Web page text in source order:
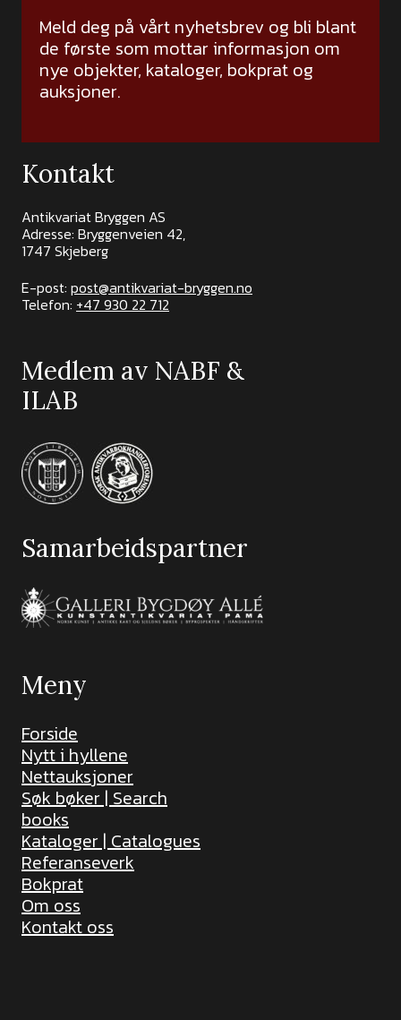
Meld deg på vårt nyhetsbrev og bli blant
de første som mottar informasjon om
nye objekter, kataloger, bokprat og
auksjoner.
Kontakt
Antikvariat Bryggen AS
Adresse: Bryggenveien 42,
1747 Skjeberg
E-post: post@antikvariat-bryggen.no
Telefon: +47 930 22 712
Medlem av NABF &
ILAB
Samarbeidspartner
Meny
Forside
Nytt i hyllene
Nettauksjoner
Søk bøker | Search
books
Kataloger | Catalogues
Referanseverk
Bokprat
Om oss
Kontakt oss